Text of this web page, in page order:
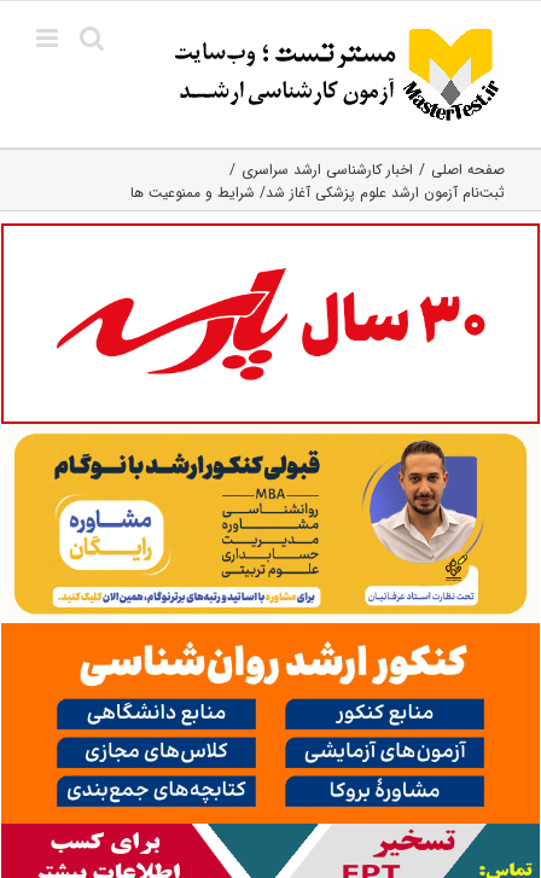
content
صفحه اصلی
اخبار کارشناسی ارشد سراسری
ثبت‌نام آزمون ارشد علوم پزشکی آغاز شد/ شرایط و ممنوعیت ها